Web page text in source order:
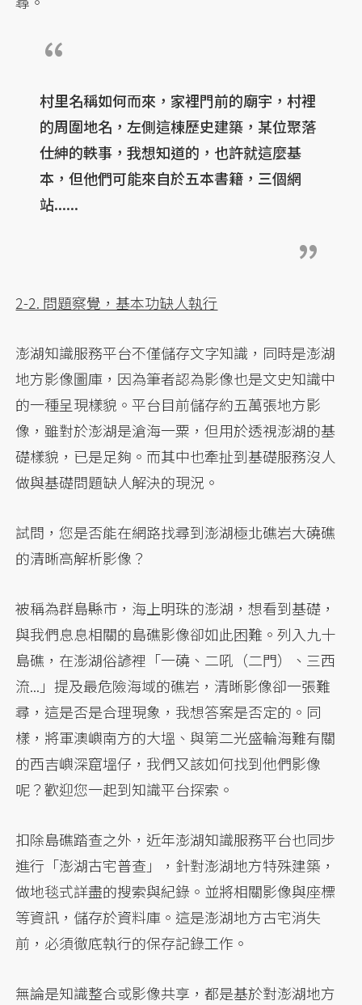
村里名稱如何而來，家裡門前的廟宇，村裡
的周圍地名，左側這棟歷史建築，某位聚落
仕紳的軼事，我想知道的，也許就這麼基
本，但他們可能來自於五本書籍，三個網
站......
2-2. 問題察覺，基本功缺人執行
澎湖知識服務平台不僅儲存文字知識，同時是澎湖
地方影像圖庫，因為筆者認為影像也是文史知識中
的一種呈現樣貌。平台目前儲存約五萬張地方影
像，雖對於澎湖是滄海一粟，但用於透視澎湖的基
礎樣貌，已是足夠。而其中也牽扯到基礎服務沒人
做與基礎問題缺人解決的現況。
試問，您是否能在網路找尋到澎湖極北礁岩大磽礁
的清晰高解析影像？
被稱為群島縣市，海上明珠的澎湖，想看到基礎，
與我們息息相關的島礁影像卻如此困難。列入九十
島礁，在澎湖俗諺裡「一磽、二吼（二門）、三西
流...」提及最危險海域的礁岩，清晰影像卻一張難
尋，這是否是合理現象，我想答案是否定的。同
樣，將軍澳嶼南方的大塭、與第二光盛輪海難有關
的西吉嶼深窟塭仔，我們又該如何找到他們影像
呢？歡迎您一起到知識平台探索。
扣除島礁踏查之外，近年澎湖知識服務平台也同步
進行「澎湖古宅普查」，針對澎湖地方特殊建築，
做地毯式詳盡的搜索與紀錄。並將相關影像與座標
等資訊，儲存於資料庫。這是澎湖地方古宅消失
前，必須徹底執行的保存記錄工作。
無論是知識整合或影像共享，都是基於對澎湖地方